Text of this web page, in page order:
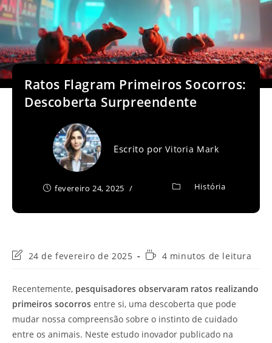
Ratos Flagram Primeiros Socorros:
Descoberta Surpreendente
Escrito porVitoria Mark
fevereiro 24, 2025 História
Última
post:
24 de fevereiro de 2025
Tempo4 minutos de leitura
Recentemente, pesquisadores observaram ratos realizando
primeiros socorros entre si, uma descoberta que pode
mudar nossa compreensão sobre o instinto de cuidado
entre os animais. Neste estudo inovador publicado na